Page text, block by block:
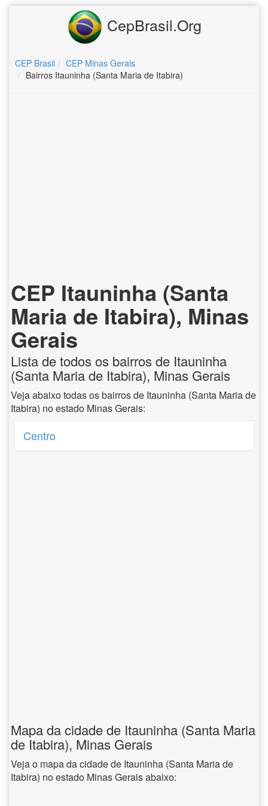
CepBrasil.Org
CEP Brasil
CEP Minas Gerais
Bairros Itauninha (Santa Maria de Itabira)
CEP Itauninha (Santa
Maria de Itabira), Minas
Gerais
Lista de todos os bairros de Itauninha
(Santa Maria de Itabira), Minas Gerais
Veja abaixo todas os bairros de Itauninha (Santa Maria de
Itabira) no estado Minas Gerais:
Centro
Mapa da cidade de Itauninha (Santa Maria
de Itabira), Minas Gerais
Veja o mapa da cidade de Itauninha (Santa Maria de
Itabira) no estado Minas Gerais abaixo: